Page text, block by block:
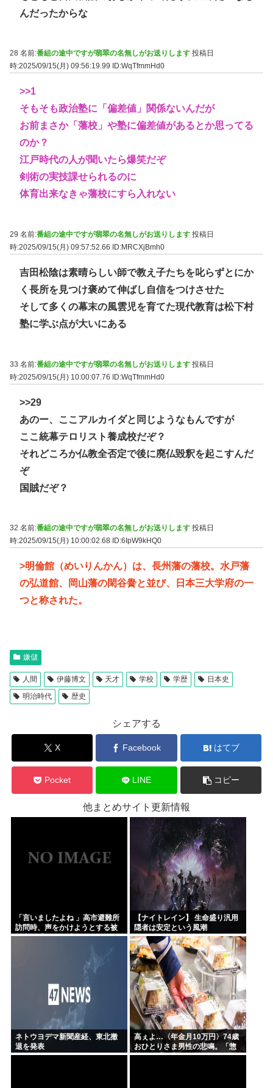
んだったからな
28 名前:番組の途中ですが翡翠の名無しがお送りします 投稿日
時:2025/09/15(月) 09:56:19.99
ID:WqTfmmHd0
>>1
そもそも政治塾に「偏差値」関係ないんだが
お前まさか「藩校」や塾に偏差値があるとか思ってる
のか？
江戸時代の人が聞いたら爆笑だぞ
剣術の実技課せられるのに
体育出来なきゃ藩校にすら入れない
29 名前:番組の途中ですが翡翠の名無しがお送りします 投稿日
時:2025/09/15(月) 09:57:52.66
ID:MRCXjBmh0
吉田松陰は素晴らしい師で教え子たちを叱らずとにか
く長所を見つけ褒めて伸ばし自信をつけさせた
そして多くの幕末の風雲児を育てた現代教育は松下村
塾に学ぶ点が大いにある
33 名前:番組の途中ですが翡翠の名無しがお送りします 投稿日
時:2025/09/15(月) 10:00:07.76 ID:WqTfmmHd0
>>29
あのー、ここアルカイダと同じようなもんですが
ここ統幕テロリスト養成校だぞ？
それどころか仏教全否定で後に廃仏毀釈を起こすんだ
ぞ
国賊だぞ？
32 名前:番組の途中ですが翡翠の名無しがお送りします 投稿日
時:2025/09/15(月) 10:00:02.68 ID:6IpW9kHQ0
>明倫館（めいりんかん）は、長州藩の藩校。水戸藩
の弘道館、岡山藩の閑谷黌と並び、日本三大学府の一
つと称された。
嫌儲
人間 伊藤博文 天才 学校 学歴
日本史
明治時代
歴史
シェアする
X Facebook はてブ
Pocket LINE コピー
他まとめサイト更新情報
「言いましたよね 」高市避難所
訪問時、声をかけようとする被
災者を威圧する謎のハゲガード
【ナイトレイン】 生命盛り汎用
隠者は安定という風潮
ネトウヨデマ新聞産経、東北撤
退を発表
高ぇよ…〈年金月10万円〉74歳
おひとりさま男性の悲鳴。「惣
菜すら手が出ない」